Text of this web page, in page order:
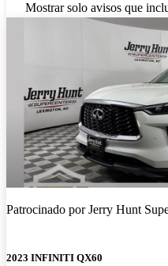
Mostrar solo avisos que
Patrocinado porJerry Hunt
2023 INFINITI QX60